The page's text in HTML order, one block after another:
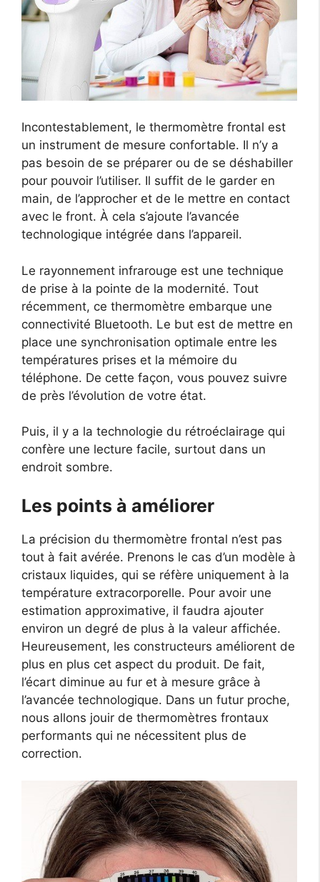
Incontestablement, le thermomètre frontal est
un instrument de mesure confortable. Il n’y a
pas besoin de se préparer ou de se déshabiller
pour pouvoir l’utiliser. Il suffit de le garder en
main, de l’approcher et de le mettre en contact
avec le front. À cela s’ajoute l’avancée
technologique intégrée dans l’appareil.
Le rayonnement infrarouge est une technique
de prise à la pointe de la modernité. Tout
récemment, ce thermomètre embarque une
connectivité Bluetooth. Le but est de mettre en
place une synchronisation optimale entre les
températures prises et la mémoire du
téléphone. De cette façon, vous pouvez suivre
de près l’évolution de votre état.
Puis, il y a la technologie du rétroéclairage qui
confère une lecture facile, surtout dans un
endroit sombre.
Les points à améliorer
La précision du thermomètre frontal n’est pas
tout à fait avérée. Prenons le cas d’un modèle à
cristaux liquides, qui se réfère uniquement à la
température extracorporelle. Pour avoir une
estimation approximative, il faudra ajouter
environ un degré de plus à la valeur affichée.
Heureusement, les constructeurs améliorent de
plus en plus cet aspect du produit. De fait,
l’écart diminue au fur et à mesure grâce à
l’avancée technologique. Dans un futur proche,
nous allons jouir de thermomètres frontaux
performants qui ne nécessitent plus de
correction.